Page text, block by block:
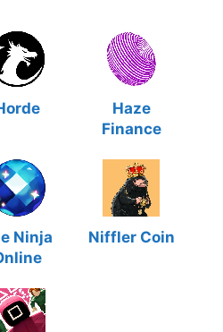
Haze
Finance
Ninja
Niffler Coin